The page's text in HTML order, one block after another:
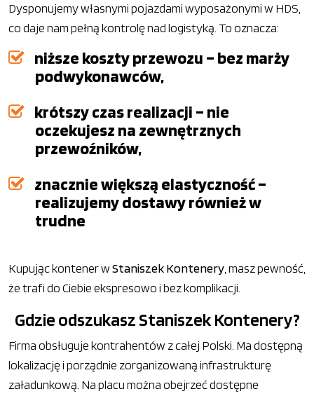
Dysponujemy własnymi pojazdami wyposażonymi w HDS,
co daje nam pełną kontrolę nad logistyką. To oznacza:
niższe koszty przewozu – bez marży
podwykonawców,
krótszy czas realizacji – nie
oczekujesz na zewnętrznych
przewoźników,
znacznie większą elastyczność –
realizujemy dostawy również w
trudne
Kupując kontener wStaniszek Kontenery, masz pewność,
że trafi do Ciebie ekspresowo i bez komplikacji.
Gdzie odszukasz Staniszek Kontenery?
Firma obsługuje kontrahentów z całej Polski. Ma dostępną
lokalizację i porządnie zorganizowaną infrastrukturę
załadunkową. Na placu można obejrzeć dostępne